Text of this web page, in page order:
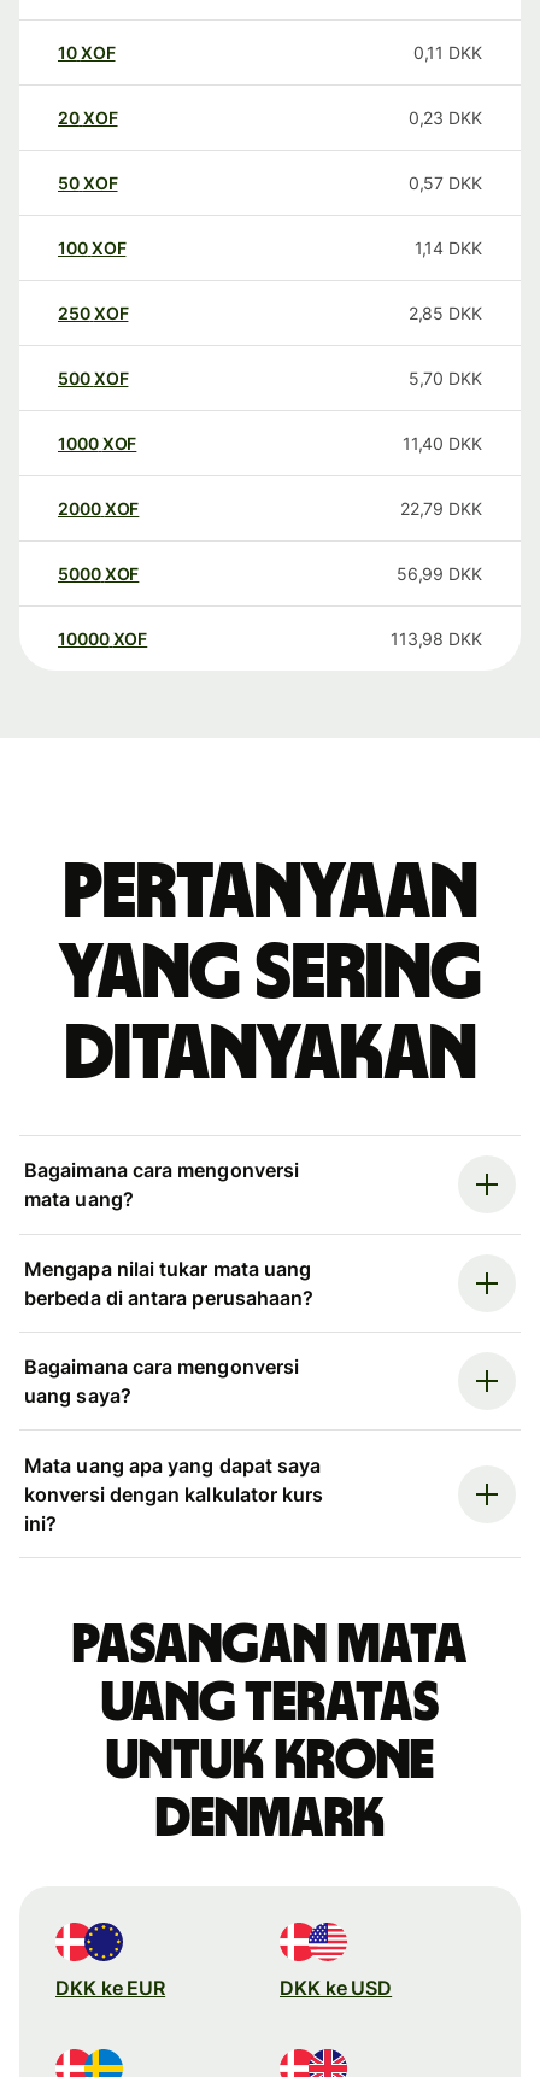
10XOF 0,11 DKK
20XOF 0,23 DKK
50XOF 0,57 DKK
100XOF 1,14 DKK
250XOF 2,85 DKK
500XOF 5,70 DKK
1000XOF 11,40 DKK
2000XOF 22,79 DKK
5000XOF 56,99 DKK
10000 XOF 113,98 DKK
Pertanyaan
yang sering
ditanyakan
Bagaimana cara mengonversi
mata uang?
Mengapa nilai tukar mata uang
berbeda di antara perusahaan?
Bagaimana cara mengonversi
uang saya?
Mata uang apa yang dapat saya
konversi dengan kalkulator kurs
ini?
Pasangan mata
uang teratas
untuk krone
Denmark
DKK ke EUR DKK ke USD